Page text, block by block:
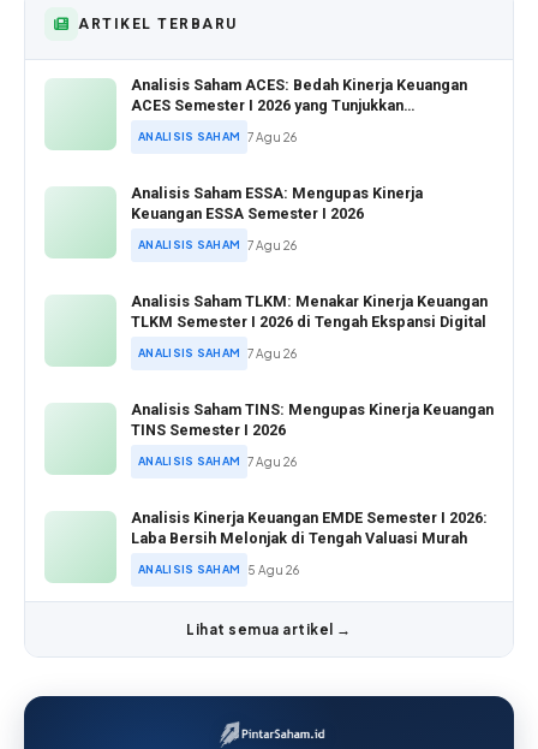
ARTIKEL TERBARU
Analisis Saham ACES: Bedah Kinerja Keuangan
ACES Semester I 2026 yang Tunjukkan
ANALISIS SAHAM 7 Agu 26
Analisis Saham ESSA: Mengupas Kinerja
Keuangan ESSA Semester I 2026
ANALISIS SAHAM 7 Agu 26
Analisis Saham TLKM: Menakar Kinerja Keuangan
TLKM Semester I 2026 di Tengah Ekspansi Digital
ANALISIS SAHAM 7 Agu 26
Analisis Saham TINS: Mengupas Kinerja Keuangan
TINS Semester I 2026
ANALISIS SAHAM 7 Agu 26
Analisis Kinerja Keuangan EMDE Semester I 2026:
Laba Bersih Melonjak di Tengah Valuasi Murah
ANALISIS SAHAM 5 Agu 26
Lihat semua artikel →